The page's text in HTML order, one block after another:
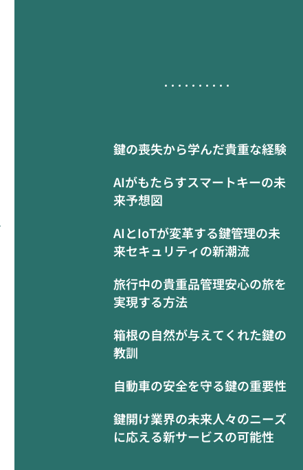
鍵の喪失から学んだ貴重な経験
AIがもたらすスマートキーの未
来予想図
AIとIoTが変革する鍵管理の未
来セキュリティの新潮流
旅行中の貴重品管理安心の旅を
実現する方法
箱根の自然が与えてくれた鍵の
教訓
自動車の安全を守る鍵の重要性
鍵開け業界の未来人々のニーズ
に応える新サービスの可能性